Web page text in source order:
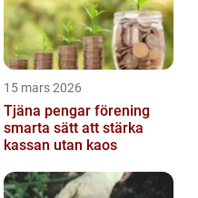
15 mars 2026
Tjäna pengar förening
smarta sätt att stärka
kassan utan kaos